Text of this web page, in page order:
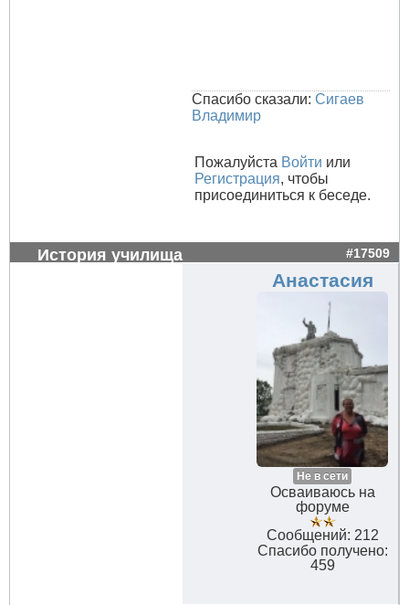
Спасибо сказали: Сигаев
Владимир
Пожалуйста Войти или
Регистрация, чтобы
присоединиться к беседе.
История училища #17509
Анастасия
Не в сети
Осваиваюсь на
форуме
Сообщений: 212
Спасибо получено:
459